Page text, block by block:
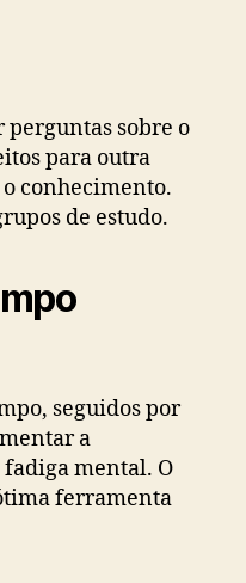
sobre o
para outra
conhecimento.
de estudo.
seguidos por
a
mental. O
ferramenta